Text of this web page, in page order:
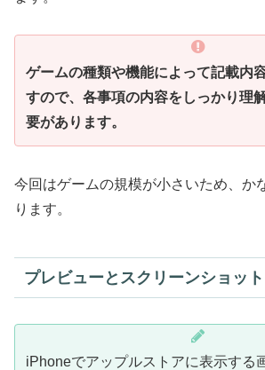
ゲームの種類や機能によって記載内
すので、各事項の内容をしっかり理
要があります。
今回はゲームの規模が小さいため、か
ります。
プレビューとスクリーンショット
iPhoneでアップルストアに表示する